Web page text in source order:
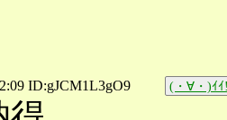
ID:gJCM1L3gO9 (・∀・)ｲ